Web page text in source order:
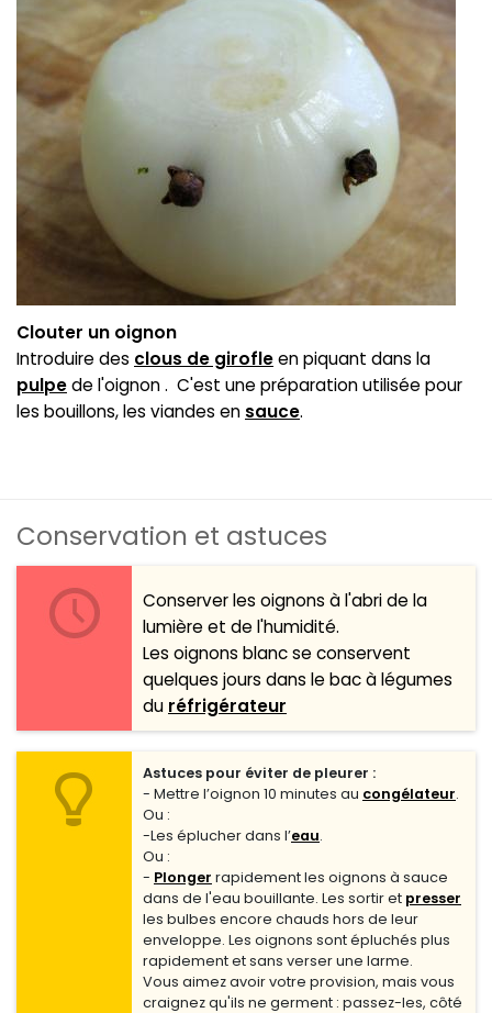
Clouter un oignon
Introduire des clous de girofleen piquant dans la
pulpede l'oignon . C'est une préparation utilisée pour
les bouillons, les viandes ensauce.
Conservation et astuces
Conserver les oignons à l'abri de la
lumière et de l'humidité.
Les oignons blanc se conservent
quelques jours dans le bac à légumes
du réfrigérateur
Astuces pour éviter de pleurer :
- Mettre l’oignon 10 minutes au congélateur.
Ou :
-Les éplucher dans l’eau.
Ou :
- Plonger rapidement les oignons à sauce
dans de l'eau bouillante. Les sortir et presser
les bulbes encore chauds hors de leur
enveloppe. Les oignons sont épluchés plus
rapidement et sans verser une larme.
Vous aimez avoir votre provision, mais vous
craignez qu'ils ne germent : passez-les, côté